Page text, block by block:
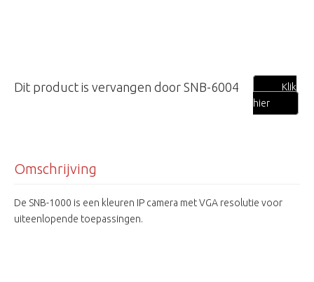
Dit product is vervangen door SNB-6004
Klik
hier
Omschrijving
De SNB-1000 is een kleuren IP camera met VGA resolutie voor
uiteenlopende toepassingen.